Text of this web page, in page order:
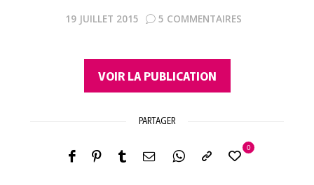
19 JUILLET 2015 5 COMMENTAIRES
VOIR LA PUBLICATION
PARTAGER
0